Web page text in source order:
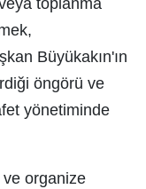
toplanma
Büyükakın'ın
öngörü ve
yönetiminde
ve organize